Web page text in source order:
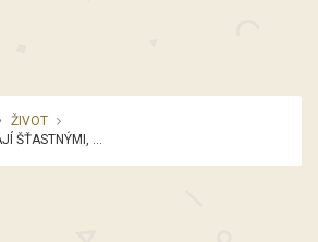
•
ŽIVOT
ŠŤASTNÝMI, ...